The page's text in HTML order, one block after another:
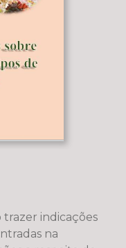
indicações
na